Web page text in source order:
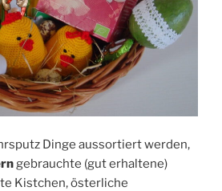
Dinge aussortiert werden,
gebrauchte (gut erhaltene)
Kistchen, österliche